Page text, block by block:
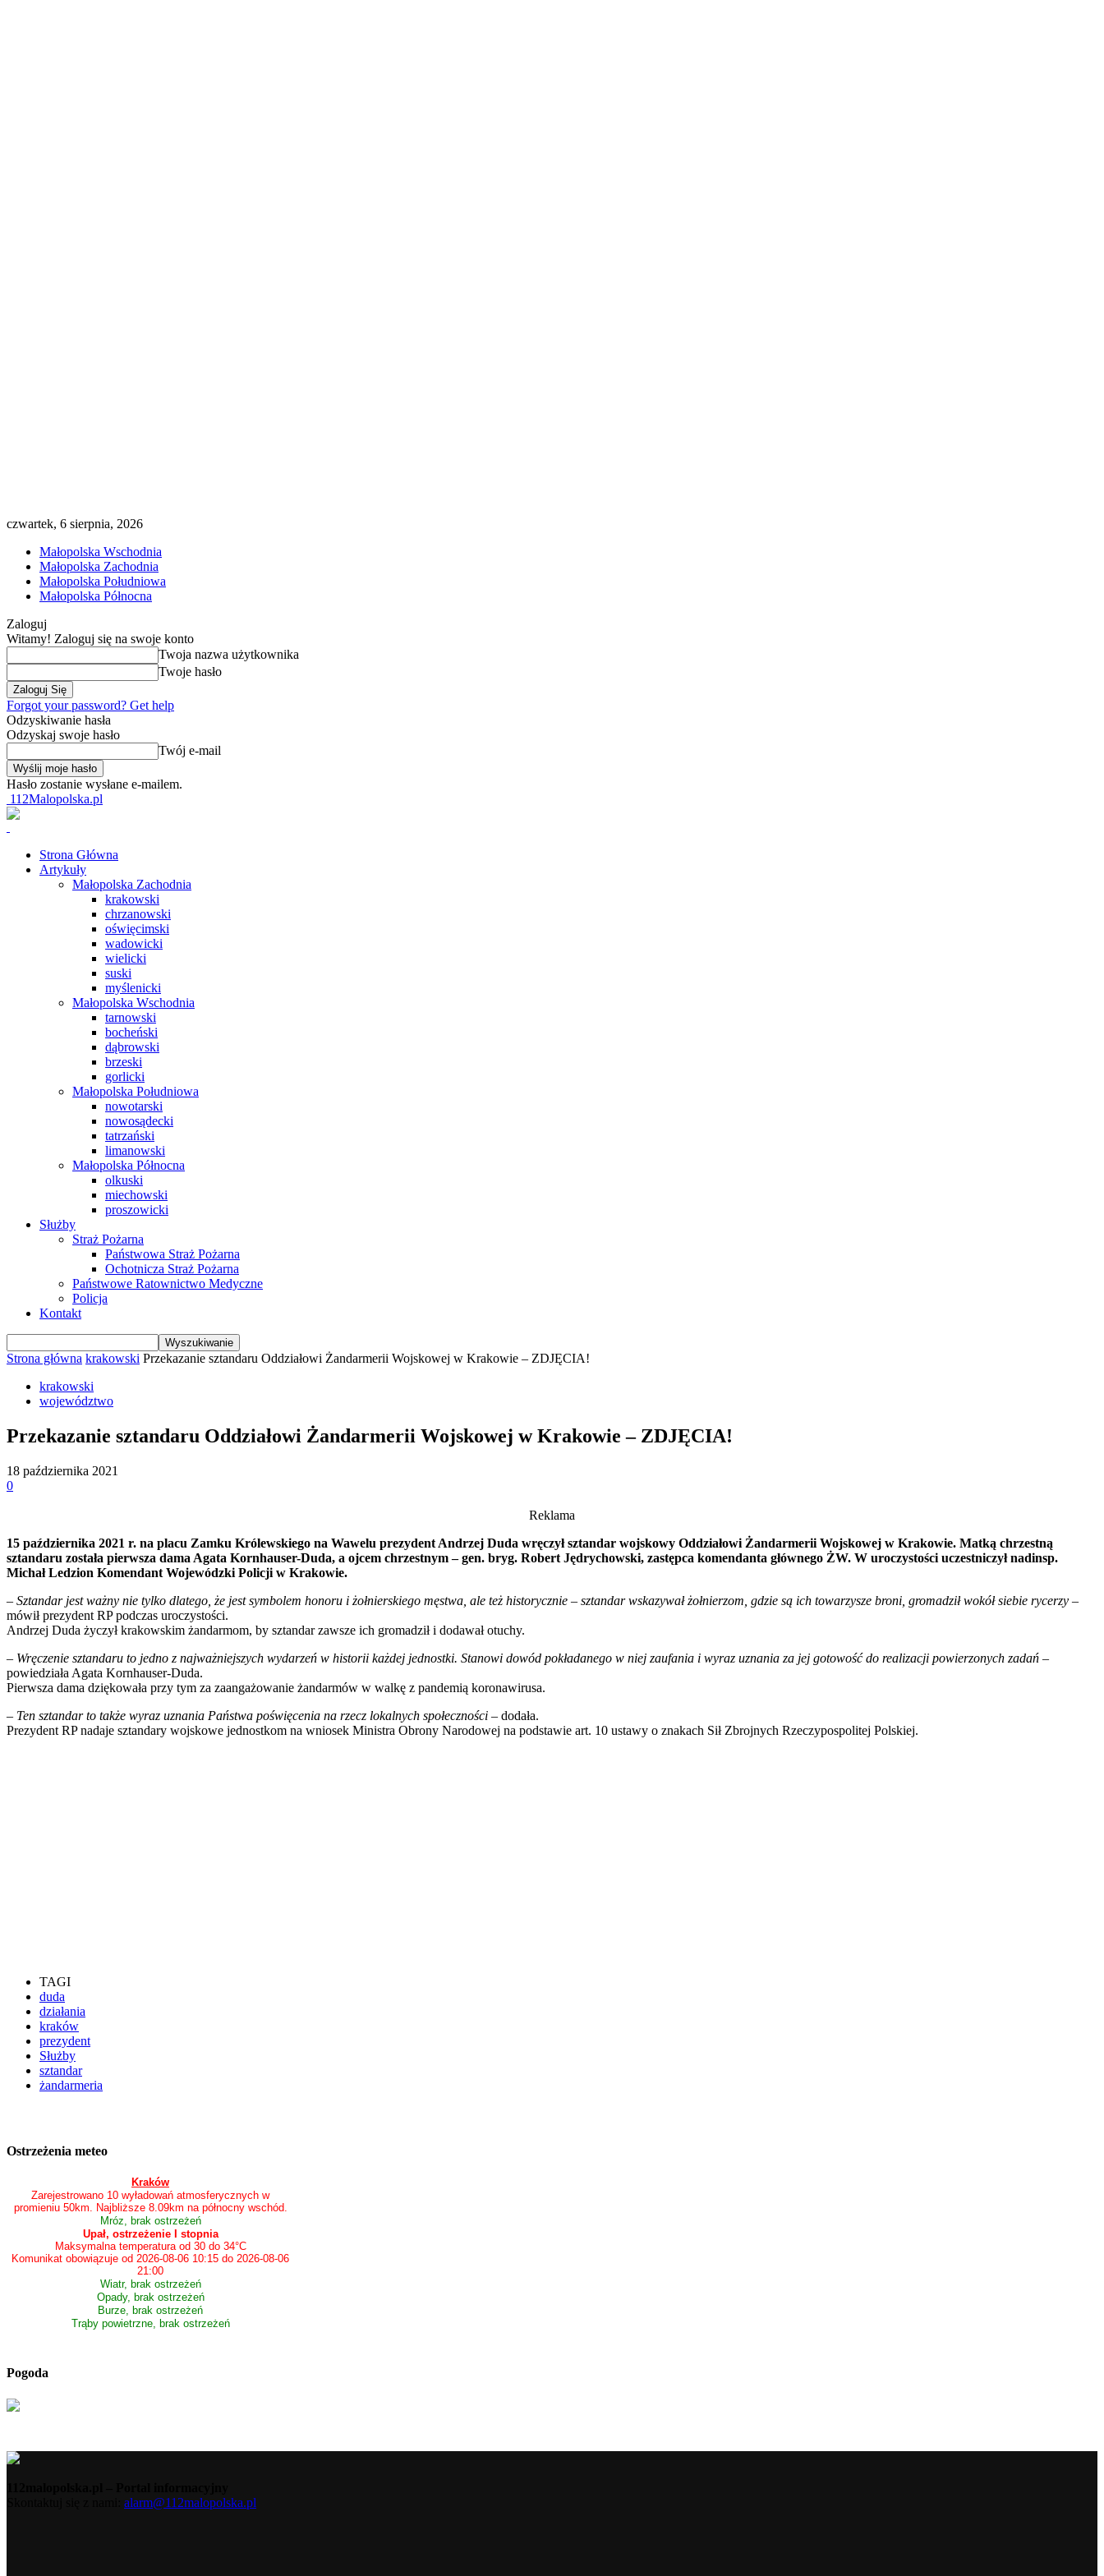
czwartek, 6 sierpnia, 2026
Małopolska Wschodnia
Małopolska Zachodnia
Małopolska Południowa
Małopolska Północna
Zaloguj
Witamy! Zaloguj się na swoje konto
Twoja nazwa użytkownika
Twoje hasło
Forgot your password? Get help
Odzyskiwanie hasła
Odzyskaj swoje hasło
Twój e-mail
Hasło zostanie wysłane e-mailem.
112Malopolska.pl
Strona Główna
Artykuły
Małopolska Zachodnia
krakowski
chrzanowski
oświęcimski
wadowicki
wielicki
suski
myślenicki
Małopolska Wschodnia
tarnowski
bocheński
dąbrowski
brzeski
gorlicki
Małopolska Południowa
nowotarski
nowosądecki
tatrzański
limanowski
Małopolska Północna
olkuski
miechowski
proszowicki
Służby
Straż Pożarna
Państwowa Straż Pożarna
Ochotnicza Straż Pożarna
Państwowe Ratownictwo Medyczne
Policja
Kontakt
Strona główna krakowski Przekazanie sztandaru Oddziałowi Żandarmerii Wojskowej w Krakowie – ZDJĘCIA!
krakowski
województwo
Przekazanie sztandaru Oddziałowi Żandarmerii Wojskowej w Krakowie – ZDJĘCIA!
18 października 2021
0
Reklama
15 października 2021 r. na placu Zamku Królewskiego na Wawelu prezydent Andrzej Duda wręczył sztandar wojskowy Oddziałowi Żandarmerii Wojskowej w Krakowie. Matką chrzestną
sztandaru została pierwsza dama Agata Kornhauser-Duda, a ojcem chrzestnym – gen. bryg. Robert Jędrychowski, zastępca komendanta głównego ŻW. W uroczystości uczestniczył nadinsp.
Michał Ledzion Komendant Wojewódzki Policji w Krakowie.
– Sztandar jest ważny nie tylko dlatego, że jest symbolem honoru i żołnierskiego męstwa, ale też historycznie – sztandar wskazywał żołnierzom, gdzie są ich towarzysze broni, gromadził wokół siebie rycerzy –
mówił prezydent RP podczas uroczystości.
Andrzej Duda życzył krakowskim żandarmom, by sztandar zawsze ich gromadził i dodawał otuchy.
– Wręczenie sztandaru to jedno z najważniejszych wydarzeń w historii każdej jednostki. Stanowi dowód pokładanego w niej zaufania i wyraz uznania za jej gotowość do realizacji powierzonych zadań –
powiedziała Agata Kornhauser-Duda.
Pierwsza dama dziękowała przy tym za zaangażowanie żandarmów w walkę z pandemią koronawirusa.
– Ten sztandar to także wyraz uznania Państwa poświęcenia na rzecz lokalnych społeczności – dodała.
Prezydent RP nadaje sztandary wojskowe jednostkom na wniosek Ministra Obrony Narodowej na podstawie art. 10 ustawy o znakach Sił Zbrojnych Rzeczypospolitej Polskiej.
TAGI
duda
działania
kraków
prezydent
Służby
sztandar
żandarmeria
Ostrzeżenia meteo
Kraków
Zarejestrowano 10 wyładowań atmosferycznych w
promieniu 50km. Najbliższe 8.09km na północny wschód.
Mróz, brak ostrzeżeń
Upał, ostrzeżenie I stopnia
Maksymalna temperatura od 30 do 34°C
Komunikat obowiązuje od 2026-08-06 10:15 do 2026-08-06
21:00
Wiatr, brak ostrzeżeń
Opady, brak ostrzeżeń
Burze, brak ostrzeżeń
Trąby powietrzne, brak ostrzeżeń
Pogoda
alarm@112malopolska.pl